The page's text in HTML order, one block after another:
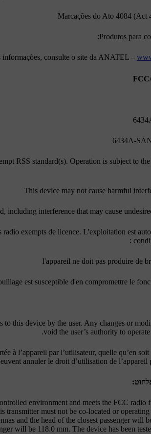
Marcações do Ato 4084 (Act
Produtos para
informações, consulte o site da ANATEL –
RSS standard(s). Operation is subject to
exempts de licence. L'exploitation est
this device by the user. Any changes or
void the user’s authority to
à l’appareil par l’utilisateur, quelle qu’en
annuler le droit d’utilisation de l’appareil
environment and meets the FCC radio
must not be co-located or
and the head of the closest passenger will
will be 118.0 mm. The device has been